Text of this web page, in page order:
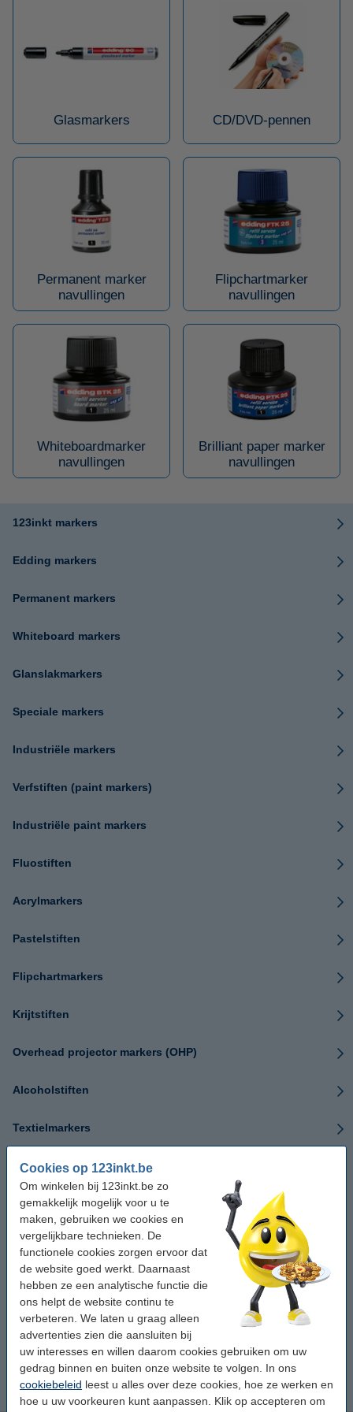
Cookies op 123inkt.be
Om winkelen bij 123inkt.be zo
gemakkelijk mogelijk voor u te
maken, gebruiken we cookies en
vergelijkbare technieken. De
functionele cookies zorgen ervoor dat
de website goed werkt. Daarnaast
hebben ze een analytische functie die
ons helpt de website continu te
verbeteren. We laten u graag alleen
advertenties zien die aansluiten bij
uw interesses en willen daarom cookies gebruiken om uw
gedrag binnen en buiten onze website te volgen. In ons
cookiebeleid leest u alles over deze cookies, hoe ze werken en
hoe u uw voorkeuren kunt aanpassen. Klik op accepteren om
Glasmarkers CD/DVD-pennen
Permanent marker
navullingen
Flipchartmarker
navullingen
Whiteboardmarker
navullingen
Brilliant paper marker
navullingen
123inkt markers
Edding markers
Permanent markers
Whiteboard markers
Glanslakmarkers
Speciale markers
Industriële markers
Verfstiften (paint markers)
Industriële paint markers
Fluostiften
Acrylmarkers
Pastelstiften
Flipchartmarkers
Krijtstiften
Overhead projector markers (OHP)
Alcoholstiften
Textielmarkers
Brilliant paper markers
Glasmarkers
CD/DVD-pennen
Permanent marker navullingen
Flipchartmarker navullingen
Whiteboardmarker navullingen
Brilliant paper marker navullingen